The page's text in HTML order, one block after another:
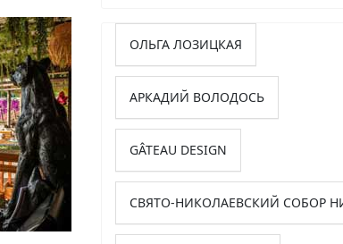
ОЛЬГА ЛОЗИЦКАЯ
АРКАДИЙ ВОЛОДОСЬ
GÂTEAU DESIGN
СВЯТО-НИКОЛАЕВСКИЙ СОБОР